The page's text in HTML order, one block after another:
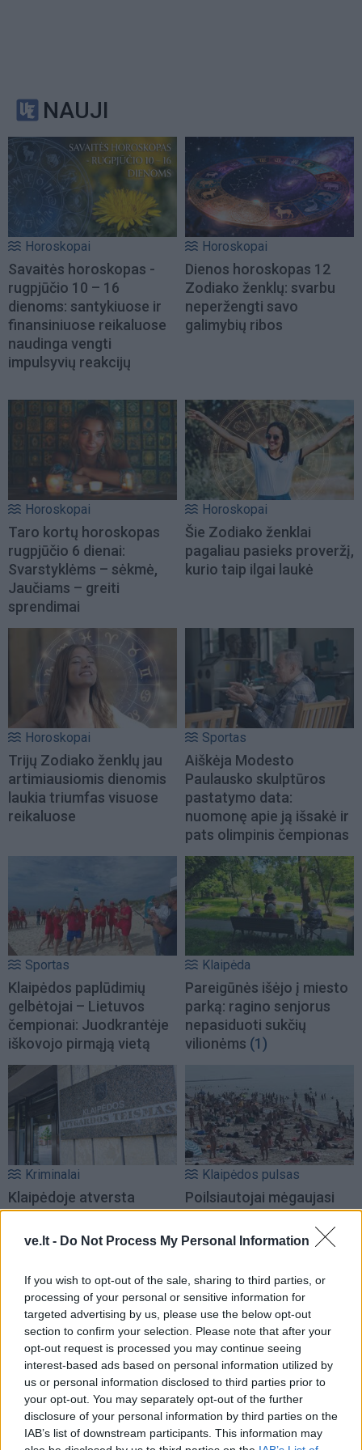
ve.lt - Do Not Process My Personal Information
If you wish to opt-out of the sale, sharing to third parties, or
processing of your personal or sensitive information for
targeted advertising by us, please use the below opt-out
section to confirm your selection. Please note that after your
opt-out request is processed you may continue seeing
interest-based ads based on personal information utilized by
us or personal information disclosed to third parties prior to
your opt-out. You may separately opt-out of the further
disclosure of your personal information by third parties on the
IAB’s list of downstream participants. This information may
NAUJI
Horoskopai
Savaitės horoskopas -
rugpjūčio 10 – 16
dienoms: santykiuose ir
finansiniuose reikaluose
naudinga vengti
impulsyvių reakcijų
Horoskopai
Dienos horoskopas 12
Zodiako ženklų: svarbu
neperžengti savo
galimybių ribos
Horoskopai
Taro kortų horoskopas
rugpjūčio 6 dienai:
Svarstyklėms – sėkmė,
Jaučiams – greiti
sprendimai
Horoskopai
Šie Zodiako ženklai
pagaliau pasieks proveržį,
kurio taip ilgai laukė
Horoskopai
Trijų Zodiako ženklų jau
artimiausiomis dienomis
laukia triumfas visuose
reikaluose
Sportas
Aiškėja Modesto
Paulausko skulptūros
pastatymo data:
nuomonę apie ją išsakė ir
pats olimpinis čempionas
Sportas
Klaipėdos paplūdimių
gelbėtojai – Lietuvos
čempionai: Juodkrantėje
iškovojo pirmąją vietą
Klaipėda
Pareigūnės išėjo į miesto
parką: ragino senjorus
nepasiduoti sukčių
vilionėms (1)
Kriminalai
Klaipėdoje atversta
Rusijos saugumo
pareigūno šnipinėjimo
Klaipėdos pulsas
Poilsiautojai mėgaujasi
įkaitusiu oru: Klaipėdos
paplūdimiai – sausakimši
Lietuva
Žiniasklaida: „Norfos“
savininkas Dundulis
duoda 99,9 proc., kad
Lietuva
Vaiko teisių apsaugos
specialistams vėl
nepavyko susitikti su